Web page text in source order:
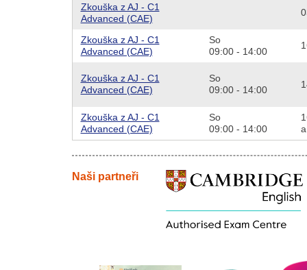
Zkouška z AJ - C1
Advanced (CAE)
Zkouška z AJ - C1
Advanced (CAE)
So
09:00 - 14:00
Zkouška z AJ - C1
Advanced (CAE)
So
09:00 - 14:00
Zkouška z AJ - C1
Advanced (CAE)
So
09:00 - 14:00
Naši partneři